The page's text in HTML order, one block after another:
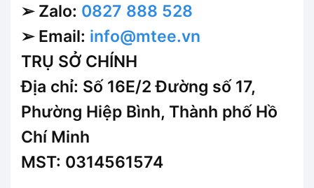
➢ Zalo: 0827 888 528
➢ Email: info@mtee.vn
TRỤ SỞ CHÍNH
Địa chỉ: Số 16E/2 Đường số 17,
Phường Hiệp Bình, Thành phố Hồ
Chí Minh
MST: 0314561574